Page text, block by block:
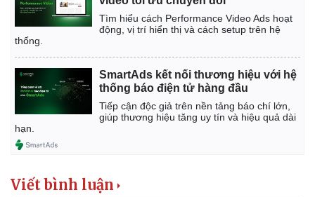
Kinh tế
Khởi nghiệp
Thị trường
Tiêu dùng
Tỷ giá
Chứng khoán
Giá cà phê
Tìm hiểu cách Performance Video Ads hoạt
động, vị trí hiển thị và cách setup trên hệ
thống.
SmartAds kết nối thương hiệu với hệ
thống báo điện tử hàng đầu
Tiếp cận độc giả trên nền tảng báo chí lớn,
giúp thương hiệu tăng uy tín và hiệu quả dài
hạn.
Viết bình luận